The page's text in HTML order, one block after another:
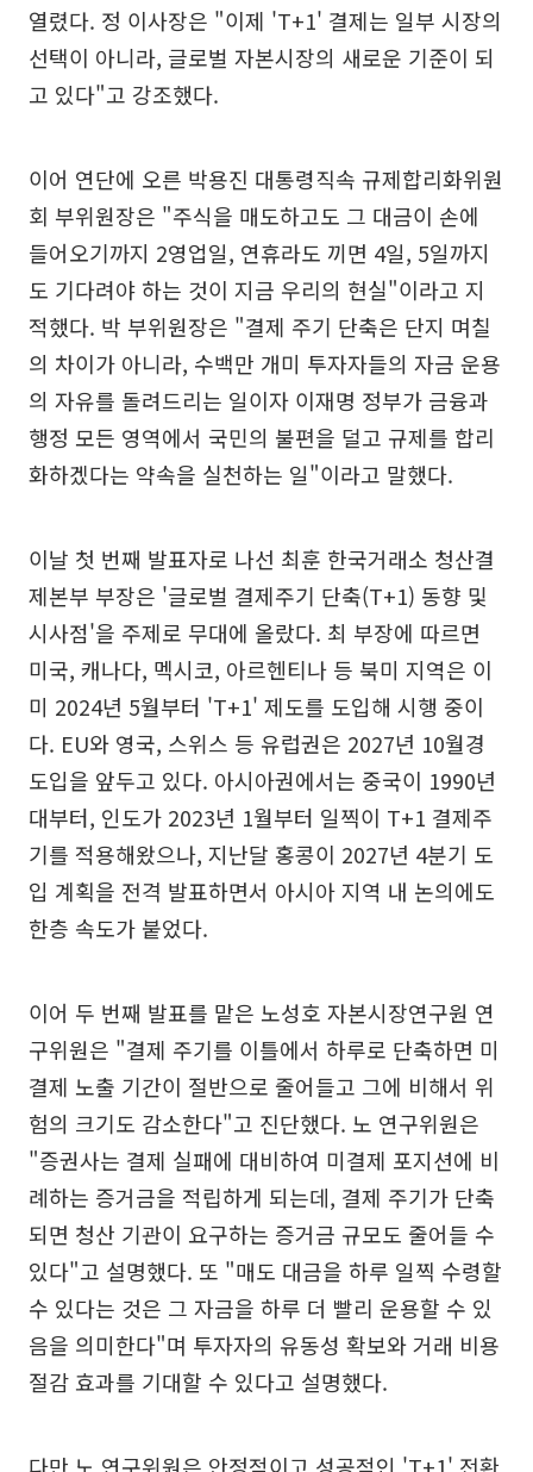
열렸다. 정 이사장은 "이제 'T+1' 결제는 일부 시장의
선택이 아니라, 글로벌 자본시장의 새로운 기준이 되
고 있다"고 강조했다.
이어 연단에 오른 박용진 대통령직속 규제합리화위원
회 부위원장은 "주식을 매도하고도 그 대금이 손에
들어오기까지 2영업일, 연휴라도 끼면 4일, 5일까지
도 기다려야 하는 것이 지금 우리의 현실"이라고 지
적했다. 박 부위원장은 "결제 주기 단축은 단지 며칠
의 차이가 아니라, 수백만 개미 투자자들의 자금 운용
의 자유를 돌려드리는 일이자 이재명 정부가 금융과
행정 모든 영역에서 국민의 불편을 덜고 규제를 합리
화하겠다는 약속을 실천하는 일"이라고 말했다.
이날 첫 번째 발표자로 나선 최훈 한국거래소 청산결
제본부 부장은 '글로벌 결제주기 단축(T+1) 동향 및
시사점'을 주제로 무대에 올랐다. 최 부장에 따르면
미국, 캐나다, 멕시코, 아르헨티나 등 북미 지역은 이
미 2024년 5월부터 'T+1' 제도를 도입해 시행 중이
다. EU와 영국, 스위스 등 유럽권은 2027년 10월경
도입을 앞두고 있다. 아시아권에서는 중국이 1990년
대부터, 인도가 2023년 1월부터 일찍이 T+1 결제주
기를 적용해왔으나, 지난달 홍콩이 2027년 4분기 도
입 계획을 전격 발표하면서 아시아 지역 내 논의에도
한층 속도가 붙었다.
이어 두 번째 발표를 맡은 노성호 자본시장연구원 연
구위원은 "결제 주기를 이틀에서 하루로 단축하면 미
결제 노출 기간이 절반으로 줄어들고 그에 비해서 위
험의 크기도 감소한다"고 진단했다. 노 연구위원은
"증권사는 결제 실패에 대비하여 미결제 포지션에 비
례하는 증거금을 적립하게 되는데, 결제 주기가 단축
되면 청산 기관이 요구하는 증거금 규모도 줄어들 수
있다"고 설명했다. 또 "매도 대금을 하루 일찍 수령할
수 있다는 것은 그 자금을 하루 더 빨리 운용할 수 있
음을 의미한다"며 투자자의 유동성 확보와 거래 비용
절감 효과를 기대할 수 있다고 설명했다.